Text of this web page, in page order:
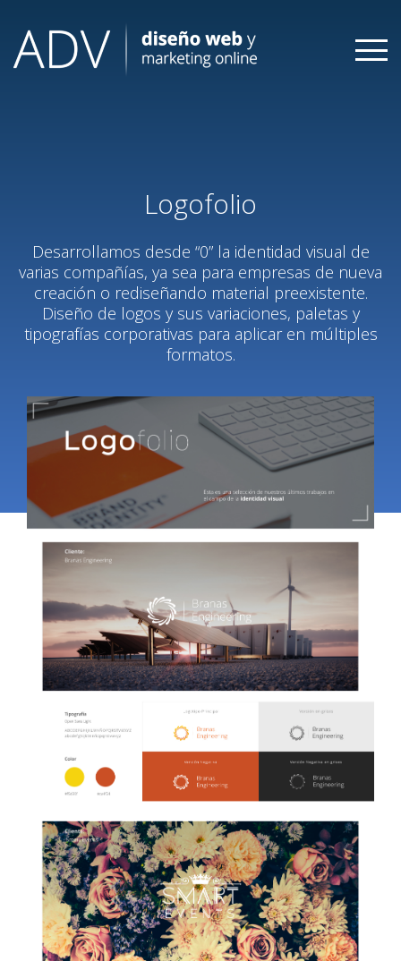
content
Logofolio
Desarrollamos desde “0” la identidad visual de
varias compañías, ya sea para empresas de nueva
creación o rediseñando material preexistente.
Diseño de logos y sus variaciones, paletas y
tipografías corporativas para aplicar en múltiples
formatos.